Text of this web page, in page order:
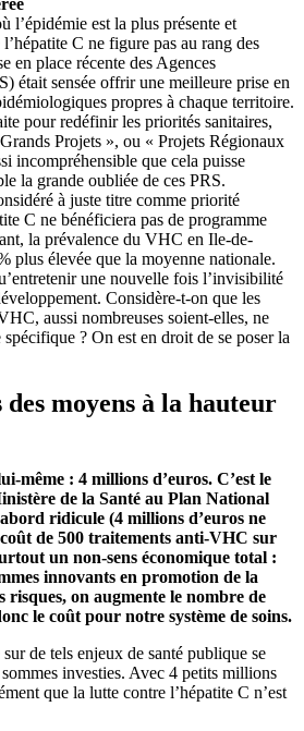
l’épidémie est la plus présente et
C ne figure pas au rang des
en place récente des Agences
était sensée offrir une meilleure prise en
propres à chaque territoire.
pour redéfinir les priorités sanitaires,
Projets », ou « Projets Régionaux
incompréhensible que cela puisse
la grande oubliée de ces PRS.
à juste titre comme priorité
C ne bénéficiera pas de programme
la prévalence du VHC en Ile-de-
plus élevée que la moyenne nationale.
une nouvelle fois l’invisibilité
Considère-t-on que les
aussi nombreuses soient-elles, ne
? On est en droit de se poser la
moyens à la hauteur
même : 4 millions d’euros. C’est le
de la Santé au Plan National
ridicule (4 millions d’euros ne
de 500 traitements anti-VHC sur
un non-sens économique total :
innovants en promotion de la
risques, on augmente le nombre de
le coût pour notre système de soins.
de tels enjeux de santé publique se
sommes investies. Avec 4 petits millions
que la lutte contre l’hépatite C n’est